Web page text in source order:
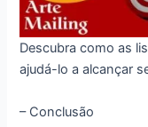
Descubra como as
ajudá-lo a alcançar
– Conclusão